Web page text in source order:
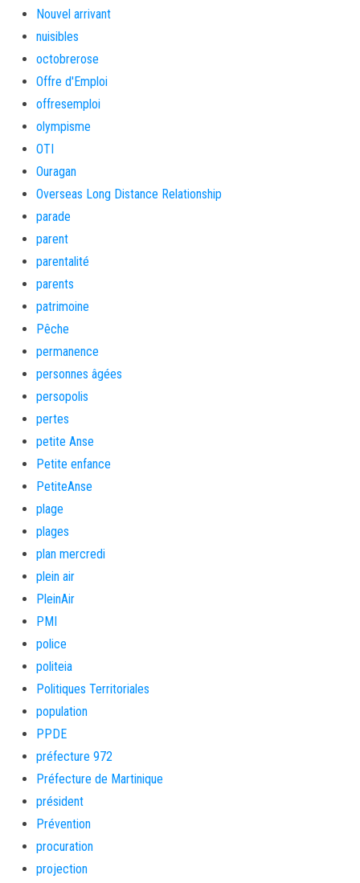
Nouvel arrivant
nuisibles
octobrerose
Offre d'Emploi
offresemploi
olympisme
OTI
Ouragan
Overseas Long Distance Relationship
parade
parent
parentalité
parents
patrimoine
Pêche
permanence
personnes âgées
persopolis
pertes
petite Anse
Petite enfance
PetiteAnse
plage
plages
plan mercredi
plein air
PleinAir
PMI
police
politeia
Politiques Territoriales
population
PPDE
préfecture 972
Préfecture de Martinique
président
Prévention
procuration
projection